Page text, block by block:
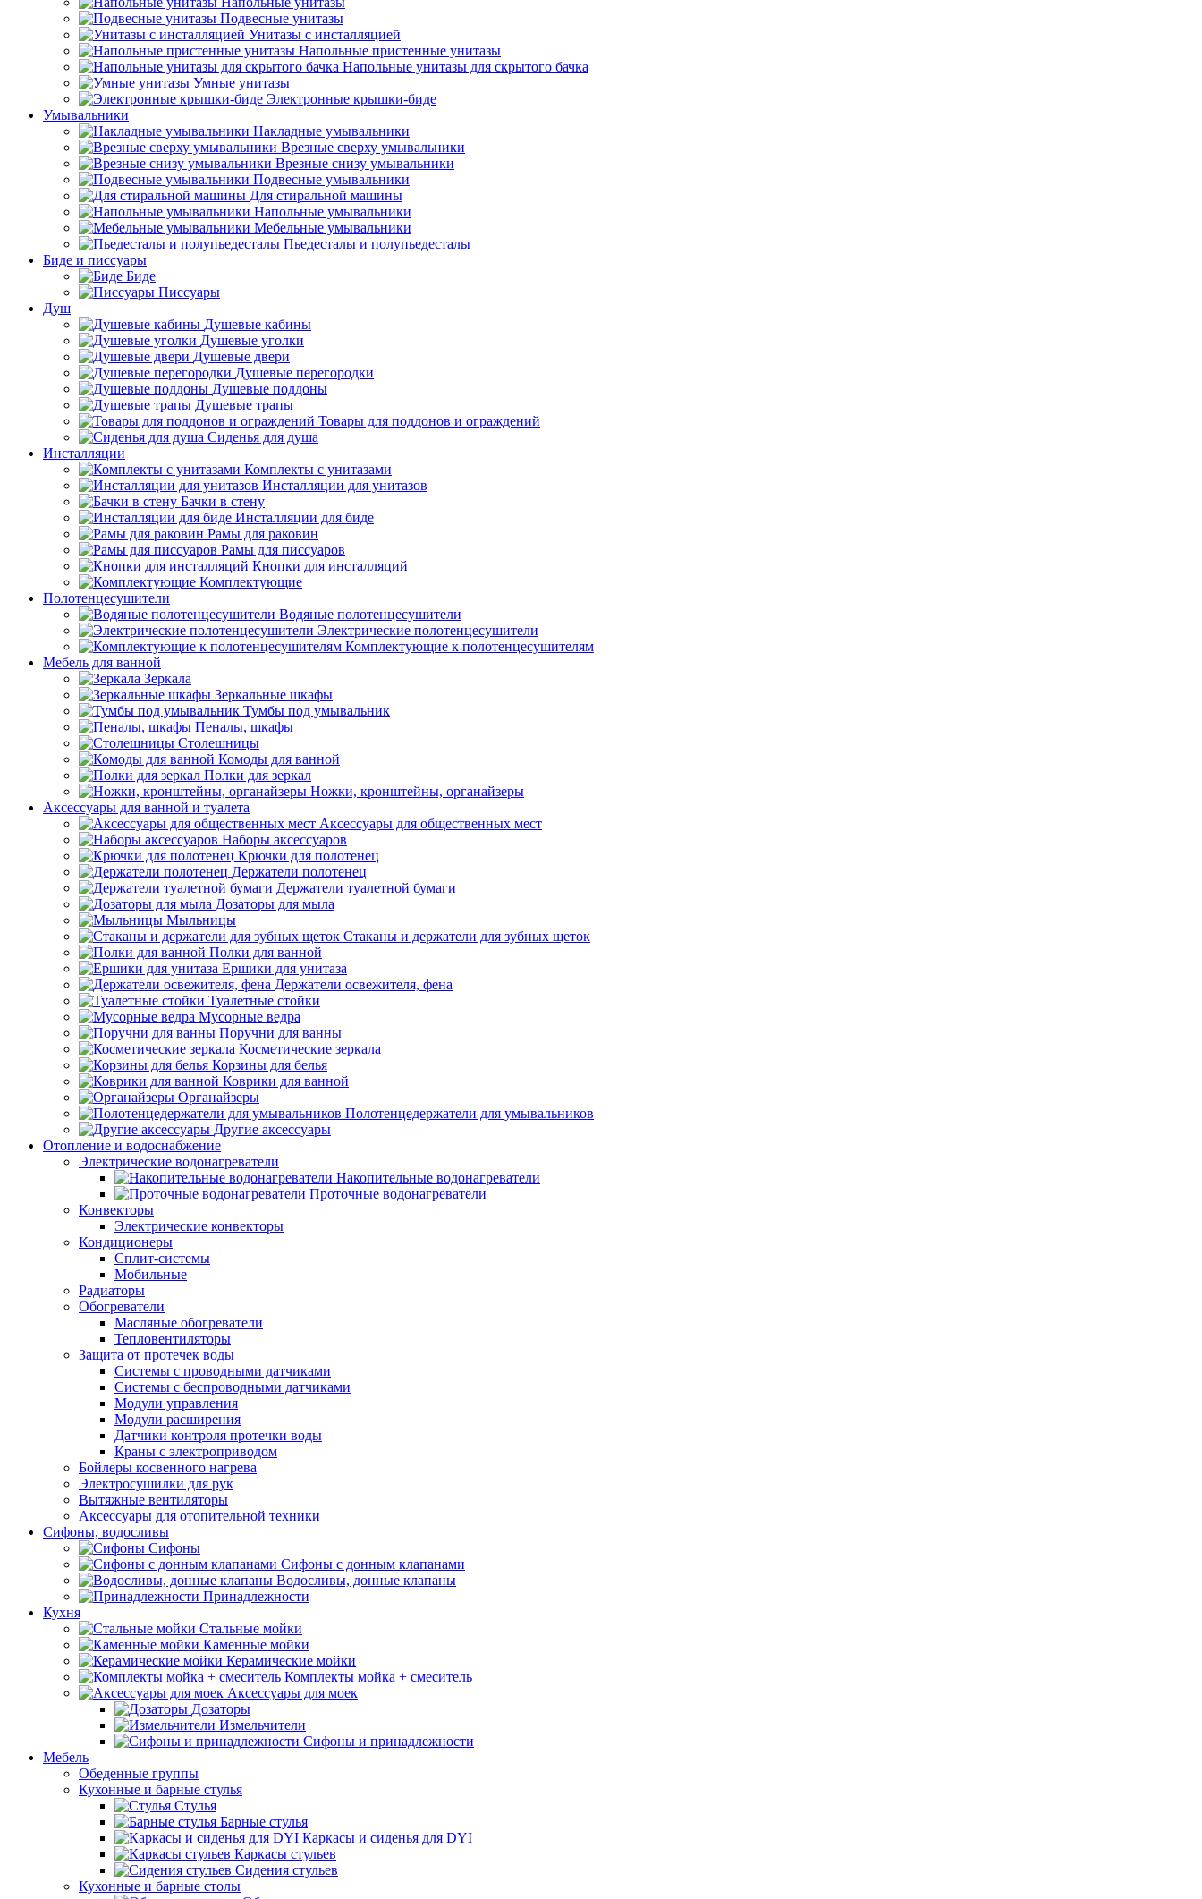
Подвесные унитазы
Унитазы с инсталляцией
Напольные пристенные унитазы
Напольные унитазы для скрытого бачка
Умные унитазы
Электронные крышки-биде
Умывальники
Накладные умывальники
Врезные сверху умывальники
Врезные снизу умывальники
Подвесные умывальники
Для стиральной машины
Напольные умывальники
Мебельные умывальники
Пьедесталы и полупьедесталы
Биде и писсуары
Биде
Писсуары
Душ
Душевые кабины
Душевые уголки
Душевые двери
Душевые перегородки
Душевые поддоны
Душевые трапы
Товары для поддонов и ограждений
Сиденья для душа
Инсталляции
Комплекты с унитазами
Инсталляции для унитазов
Бачки в стену
Инсталляции для биде
Рамы для раковин
Рамы для писсуаров
Кнопки для инсталляций
Комплектующие
Полотенцесушители
Водяные полотенцесушители
Электрические полотенцесушители
Комплектующие к полотенцесушителям
Мебель для ванной
Зеркала
Зеркальные шкафы
Тумбы под умывальник
Пеналы, шкафы
Столешницы
Комоды для ванной
Полки для зеркал
Ножки, кронштейны, органайзеры
Аксессуары для ванной и туалета
Аксессуары для общественных мест
Наборы аксессуаров
Крючки для полотенец
Держатели полотенец
Держатели туалетной бумаги
Дозаторы для мыла
Мыльницы
Стаканы и держатели для зубных щеток
Полки для ванной
Ершики для унитаза
Держатели освежителя, фена
Туалетные стойки
Мусорные ведра
Поручни для ванны
Косметические зеркала
Корзины для белья
Коврики для ванной
Органайзеры
Полотенцедержатели для умывальников
Другие аксессуары
Отопление и водоснабжение
Электрические водонагреватели
Накопительные водонагреватели
Проточные водонагреватели
Конвекторы
Электрические конвекторы
Кондиционеры
Сплит-системы
Мобильные
Радиаторы
Обогреватели
Масляные обогреватели
Тепловентиляторы
Защита от протечек воды
Системы с проводными датчиками
Системы с беспроводными датчиками
Модули управления
Модули расширения
Датчики контроля протечки воды
Краны с электроприводом
Бойлеры косвенного нагрева
Электросушилки для рук
Вытяжные вентиляторы
Аксессуары для отопительной техники
Сифоны, водосливы
Сифоны
Сифоны с донным клапанами
Водосливы, донные клапаны
Принадлежности
Кухня
Стальные мойки
Каменные мойки
Керамические мойки
Комплекты мойка + смеситель
Аксессуары для моек
Дозаторы
Измельчители
Сифоны и принадлежности
Мебель
Обеденные группы
Кухонные и барные стулья
Стулья
Барные стулья
Каркасы и сиденья для DYI
Каркасы стульев
Сидения стульев
Кухонные и барные столы